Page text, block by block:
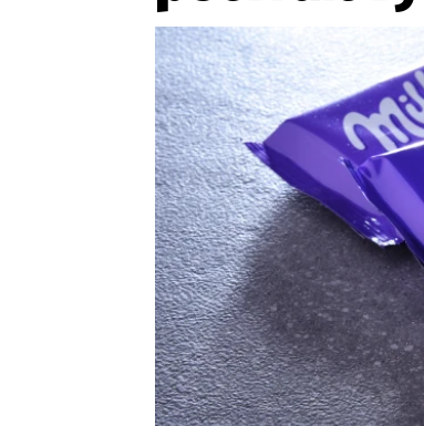
Zaznamenali